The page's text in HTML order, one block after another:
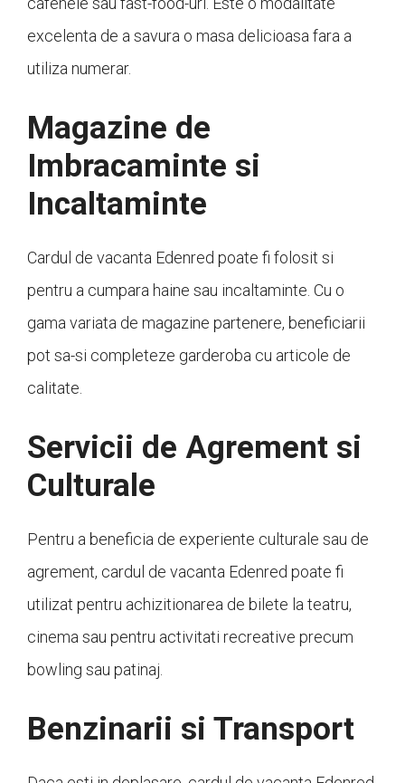
excelenta de a savura o masa delicioasa fara a
utiliza numerar.
Magazine de
Imbracaminte si
Incaltaminte
Cardul de vacanta Edenred poate fi folosit si
pentru a cumpara haine sau incaltaminte. Cu o
gama variata de magazine partenere, beneficiarii
pot sa-si completeze garderoba cu articole de
calitate.
Servicii de Agrement si
Culturale
Pentru a beneficia de experiente culturale sau de
agrement, cardul de vacanta Edenred poate fi
utilizat pentru achizitionarea de bilete la teatru,
cinema sau pentru activitati recreative precum
bowling sau patinaj.
Benzinarii si Transport